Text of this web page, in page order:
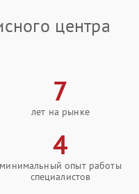
центра
7
лет на рынке
4
минимальный опыт работы
специалистов